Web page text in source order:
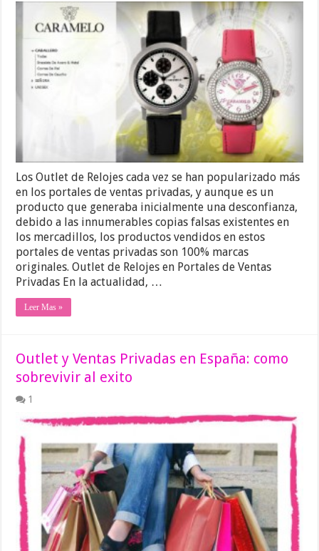
Los Outlet de Relojes cada vez se han popularizado más
en los portales de ventas privadas, y aunque es un
producto que generaba inicialmente una desconfianza,
debido a las innumerables copias falsas existentes en
los mercadillos, los productos vendidos en estos
portales de ventas privadas son 100% marcas
originales. Outlet de Relojes en Portales de Ventas
Privadas En la actualidad, …
Leer Mas »
Outlet y Ventas Privadas en España: como
sobrevivir al exito
1